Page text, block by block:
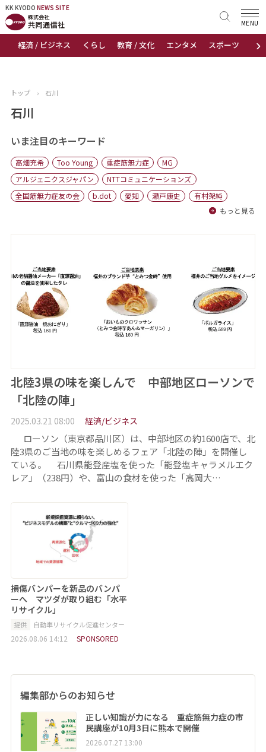
KK KYODO NEWS SITE
›
経済 / ビジネス くらし 教育 / 文化 エンタメ スポーツ 地域
MENU
KK KYODONEWS SITE
トップページ
ニュース
おすすめコンテンツ
出版物
会社概要
トップ › 石川
石川
いま注目のキーワード
高畑充希 Too Young 重症筋無力症
MG
アルジェニクスジャパン
NTTコミュニケーションズ
全国筋無力症友の会
b.dot 愛知 瀬戸康史
有村架純
もっと見る
北陸3県の味を楽しんで 中部地区ローソンで
「北陸の陣」
2025.03.21 08:00 経済/ビジネス
ローソン（東京都品川区）は、中部地区の約1600店で、北
陸3県のご当地の味を楽しめるフェア「北陸の陣」を開催し
ている。 石川県能登産塩を使った「能登塩キャラメルエク
レア」（238円）や、富山の食材を使った「高岡大…
損傷バンパーを新品のバンパ
ーへ マツダが取り組む「水平
リサイクル」
提供 自動車リサイクル促進センター
2026.08.06 14:12 SPONSORED
編集部からのお知らせ
正しい知識が力になる 重症筋無力症の市
民講座が10月3日に熊本で開催
2026.07.27 13:00